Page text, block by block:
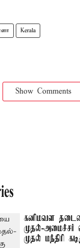
Kerala
Show Comments
கனிமவள
முதல்-அமைச்சர்
முதல் மந்திரி